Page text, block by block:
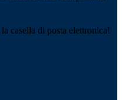
casella di posta elettronica!